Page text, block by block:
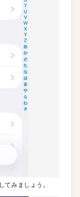
てみましょう。